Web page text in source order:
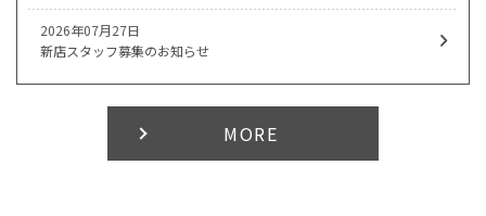
2026年07月27日
新店スタッフ募集のお知らせ
MORE